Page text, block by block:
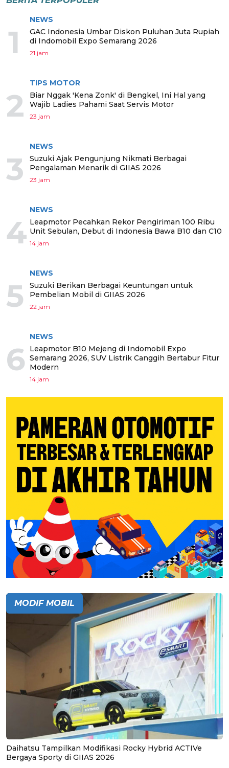
1
NEWS
GAC Indonesia Umbar Diskon Puluhan Juta Rupiah
di Indomobil Expo Semarang 2026
21 jam
2
TIPS MOTOR
Biar Nggak 'Kena Zonk' di Bengkel, Ini Hal yang
Wajib Ladies Pahami Saat Servis Motor
23 jam
3
NEWS
Suzuki Ajak Pengunjung Nikmati Berbagai
Pengalaman Menarik di GIIAS 2026
23 jam
4
NEWS
Leapmotor Pecahkan Rekor Pengiriman 100 Ribu
Unit Sebulan, Debut di Indonesia Bawa B10 dan C10
14 jam
5
NEWS
Suzuki Berikan Berbagai Keuntungan untuk
Pembelian Mobil di GIIAS 2026
22 jam
6
NEWS
Leapmotor B10 Mejeng di Indomobil Expo
Semarang 2026, SUV Listrik Canggih Bertabur Fitur
Modern
14 jam
MODIF MOBIL
Daihatsu Tampilkan Modifikasi Rocky Hybrid ACTIVe
Bergaya Sporty di GIIAS 2026